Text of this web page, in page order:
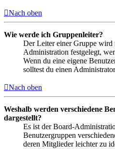
Nach oben
Wie werde ich Gruppenleiter?
Der Leiter einer Gruppe wird
Administration festgelegt,
Wenn du eine eigene
solltest du einen
Nach oben
Weshalb werden verschiedene
dargestellt?
Es ist der Board-
Benutzergruppen
deren Mitglieder leichter zu